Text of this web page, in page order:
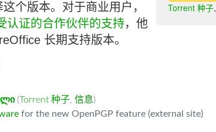
Torrent 种子,
个版本。对于商业用户，
认证的合作伙伴的支持，他
长期支持版本。
(Torrent 种子, 信息)
for the new OpenPGP feature (external site)